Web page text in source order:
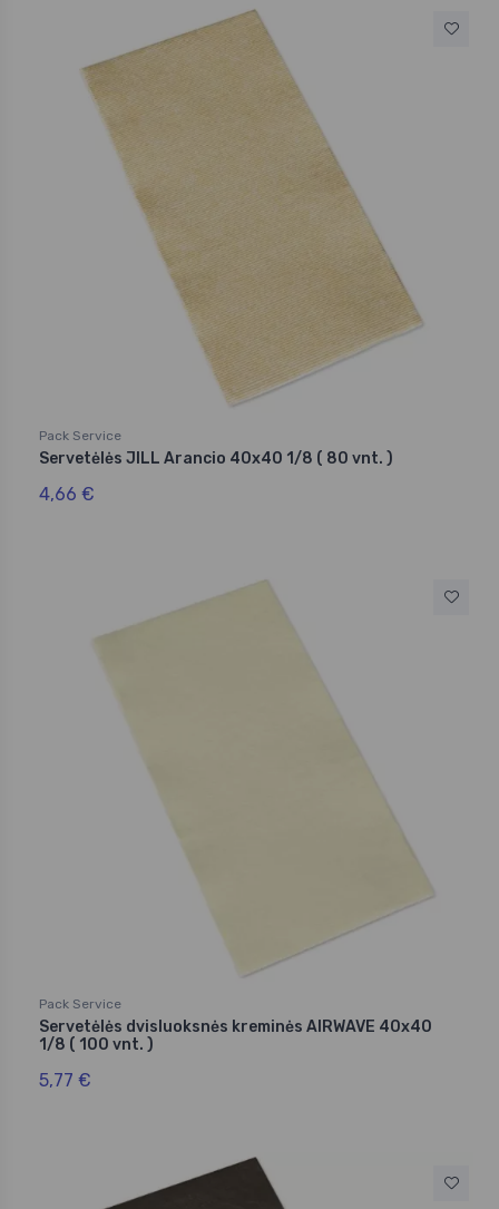
Pack Service
Servetėlės JILL Arancio 40x40 1/8 ( 80 vnt. )
4,66 €
Pack Service
Servetėlės dvisluoksnės kreminės AIRWAVE 40x40
1/8 ( 100 vnt. )
5,77 €